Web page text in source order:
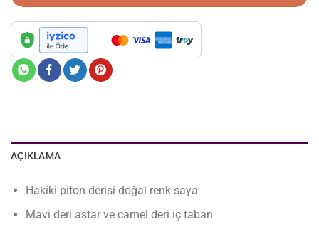
AÇIKLAMA
Hakiki piton derisi doğal renk saya
Mavi deri astar ve camel deri iç taban